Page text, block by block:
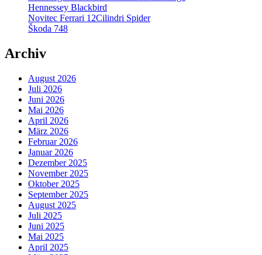
Hennessey Blackbird
Novitec Ferrari 12Cilindri Spider
Škoda 748
Archiv
August 2026
Juli 2026
Juni 2026
Mai 2026
April 2026
März 2026
Februar 2026
Januar 2026
Dezember 2025
November 2025
Oktober 2025
September 2025
August 2025
Juli 2025
Juni 2025
Mai 2025
April 2025